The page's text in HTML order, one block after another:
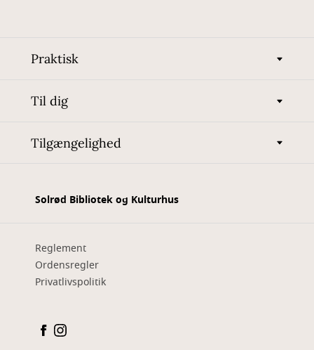
Praktisk
Til dig
Tilgængelighed
Solrød Bibliotek og Kulturhus
Reglement
Ordensregler
Privatlivspolitik